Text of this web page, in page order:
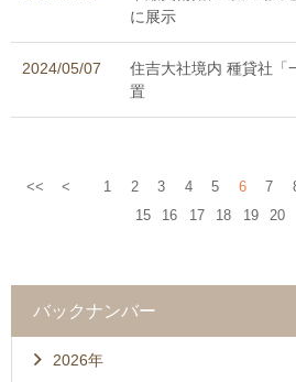
に展示
2024/05/07
住吉大社境内 種貸社「
置
<< < 1 2 3 4 5 6 7
15
16 17 18 19 20
バックナンバー
2026年